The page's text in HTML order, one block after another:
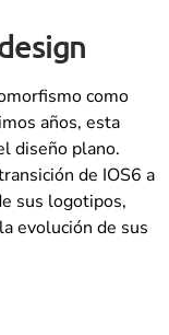
como
años, esta
diseño plano.
de IOS6 a
sus logotipos,
evolución de sus